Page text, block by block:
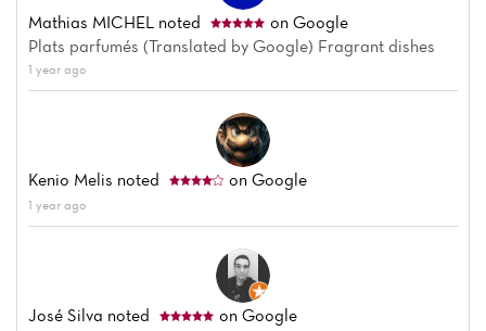
Mathias MICHEL noted
on Google
Plats parfumés (Translated by Google) Fragrant dishes
1 year ago
Kenio Melis noted on Google
1 year ago
José Silva noted
on Google
Home
News
Menu
Reviews